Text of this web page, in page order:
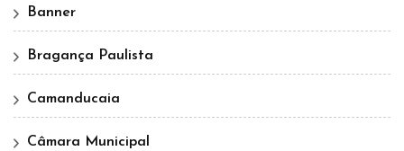
Banner
Bragança Paulista
Camanducaia
Câmara Municipal